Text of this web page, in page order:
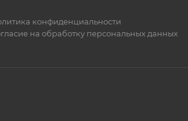
конфиденциальности
на обработку персональных данных